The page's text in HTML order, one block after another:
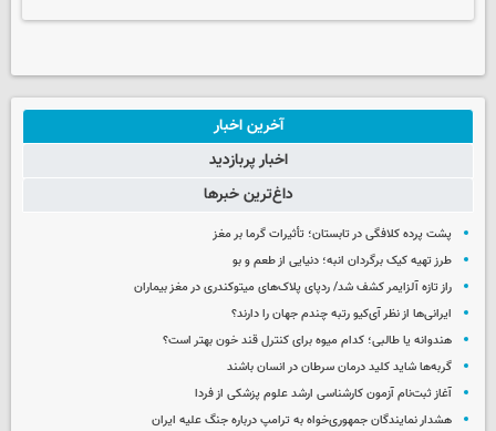
آخرین اخبار
اخبار پربازدید
داغ‌ترین خبرها
پشت پرده کلافگی در تابستان؛ تأثیرات گرما بر مغز
طرز تهیه کیک برگردان انبه؛ دنیایی از طعم و بو
راز تازه آلزایمر کشف شد/ ردپای پلاک‌های میتوکندری در مغز بیماران
ایرانی‌ها از نظر آی‌کیو رتبه چندم جهان را دارند؟
هندوانه یا طالبی؛ کدام‌ میوه برای کنترل قند خون بهتر است؟
گربه‌ها شاید کلید درمان سرطان در انسان باشند
آغاز ثبت‌نام‌ آزمون کارشناسی ارشد علوم پزشکی از فردا
هشدار نمایندگان جمهوری‌خواه به ترامپ درباره جنگ علیه ایران